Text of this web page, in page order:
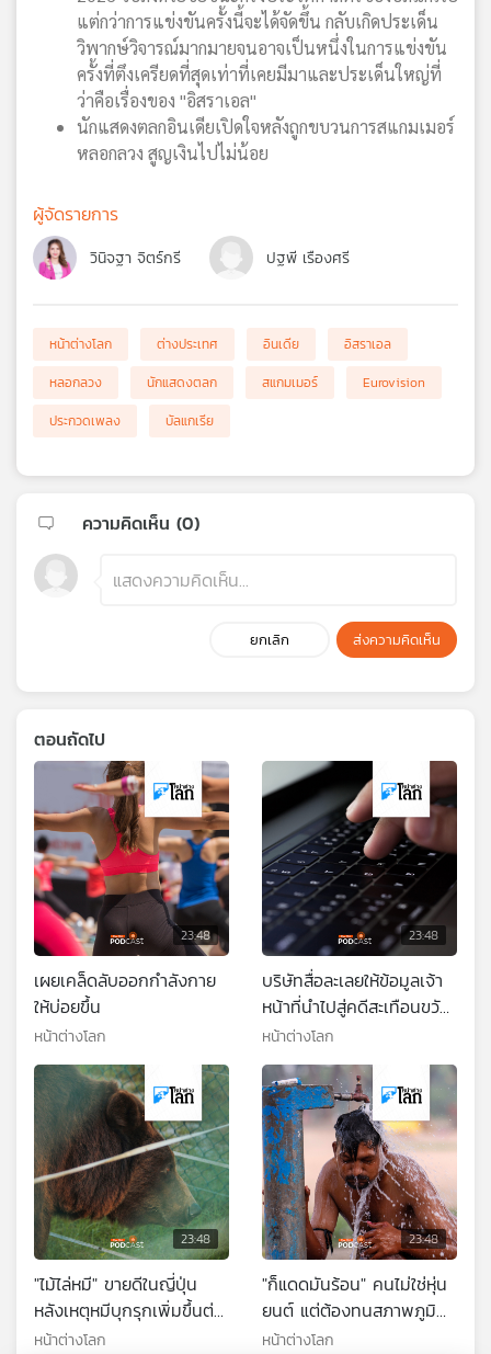
แต่กว่าการแข่งขันครั้งนี้จะได้จัดขึ้น กลับเกิดประเด็น
วิพากษ์วิจารณ์มากมายจนอาจเป็นหนึ่งในการแข่งขัน
ครั้งที่ตึงเครียดที่สุดเท่าที่เคยมีมาและประเด็นใหญ่ที่
ว่าคือเรื่องของ "อิสราเอล"
นักแสดงตลกอินเดียเปิดใจหลังถูกขบวนการสแกมเมอร์
หลอกลวง สูญเงินไปไม่น้อย
ผู้จัดรายการ
วินิจฐา จิตร์กรี ปฐพี เรืองศรี
หน้าต่างโลก ต่างประเทศ อินเดีย
อิสราเอล
หลอกลวง
นักแสดงตลก สแกมเมอร์
Eurovision
ประกวดเพลง
บัลแกเรีย
ความคิดเห็น (0)
ยกเลิก ส่งความคิดเห็น
ตอนถัดไป
23:48
เผยเคล็ดลับออกกำลังกาย
ให้บ่อยขึ้น
หน้าต่างโลก
23:48
บริษัทสื่อละเลยให้ข้อมูลเจ้า
หน้าที่นำไปสู่คดีสะเทือนขวัญ
ในสหรัฐฯ
หน้าต่างโลก
23:48
"ไม้ไล่หมี" ขายดีในญี่ปุ่น
หลังเหตุหมีบุกรุกเพิ่มขึ้นต่อ
เนื่อง
หน้าต่างโลก
23:48
"ก็แดดมันร้อน" คนไม่ใช่หุ่น
ยนต์ แต่ต้องทนสภาพภูมิ
อากาศโลกที่ร้อนขึ้น
หน้าต่างโลก